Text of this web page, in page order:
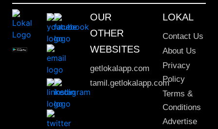
OUR
OTHER
WEBSITES
getlokalapp.com
tamil.getlokalapp.com
LOKAL
Contact Us
About Us
Privacy
Policy
Terms &
Conditions
Advertise